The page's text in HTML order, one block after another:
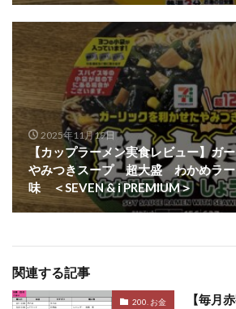
2025年11月19日
【カップラーメン実食レビュー】ガ
やみつきスープ 超大盛 わかめラ
味 ＜SEVEN & i PREMIUM＞
関連する記事
200. お金
【毎月